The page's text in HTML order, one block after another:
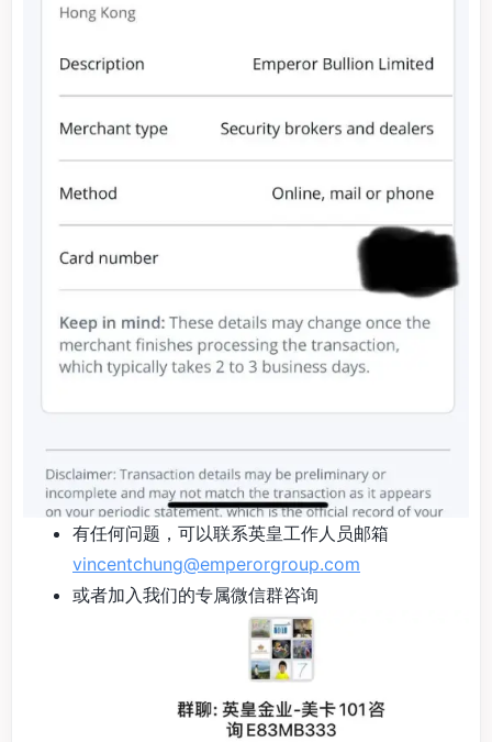
有任何问题，可以联系英皇工作人员邮箱
vincentchung@emperorgroup.com
或者加入我们的专属微信群咨询